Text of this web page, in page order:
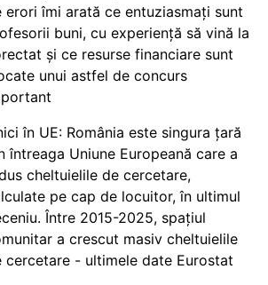
erori îmi arată ce entuziasmați sunt
buni, cu experiență să vină la
și ce resurse financiare sunt
unui astfel de concurs
în UE: România este singura țară
întreaga Uniune Europeană care a
cheltuielile de cercetare,
pe cap de locuitor, în ultimul
Între 2015-2025, spațiul
a crescut masiv cheltuielile
cercetare - ultimele date Eurostat